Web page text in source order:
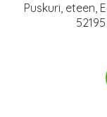
Puskuri, eteen,